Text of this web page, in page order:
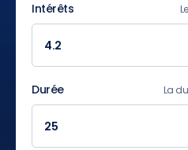
Intérêts
Durée La